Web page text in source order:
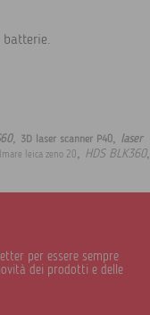
batterie.
, 3D laser scanner P40, laser
leica zeno 20, HDS BLK360,
per essere sempre
dei prodotti e delle